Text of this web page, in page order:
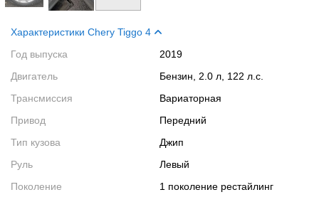
Характеристики Chery Tiggo 4
Год выпуска
2019
Двигатель
Бензин, 2.0 л, 122 л.с.
Трансмиссия
Вариаторная
Привод
Передний
Тип кузова
Джип
Руль
Левый
Поколение
1 поколение рестайлинг